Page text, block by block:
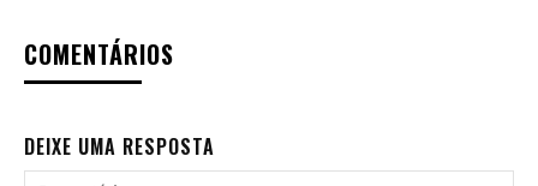
COMENTÁRIOS
DEIXE UMA RESPOSTA